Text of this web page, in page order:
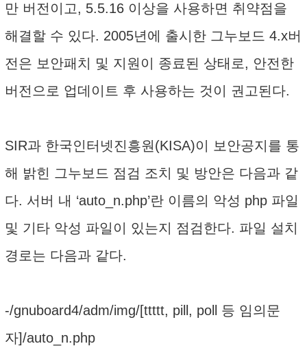
만 버전이고, 5.5.16 이상을 사용하면 취약점을
해결할 수 있다. 2005년에 출시한 그누보드 4.x버
전은 보안패치 및 지원이 종료된 상태로, 안전한
버전으로 업데이트 후 사용하는 것이 권고된다.
SIR과 한국인터넷진흥원(KISA)이 보안공지를 통
해 밝힌 그누보드 점검 조치 및 방안은 다음과 같
다. 서버 내 ‘auto_n.php’란 이름의 악성 php 파일
및 기타 악성 파일이 있는지 점검한다. 파일 설치
경로는 다음과 같다.
-/gnuboard4/adm/img/[ttttt, pill, poll 등 임의문
자]/auto_n.php